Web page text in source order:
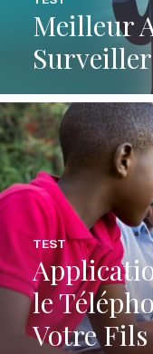
Meilleur
le
Votre
TEST